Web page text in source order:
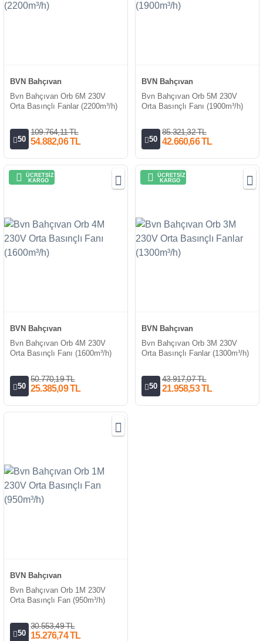
BVN Bahçıvan
Bvn Bahçıvan Orb 6M 230V
Orta Basınçlı Fanlar (2200m³/h)
50
109.764,11 TL
54.882,06 TL
BVN Bahçıvan
Bvn Bahçıvan Orb 5M 230V
Orta Basınçlı Fanı (1900m³/h)
50
85.321,32 TL
42.660,66 TL
ÜCRETSİZ
KARGO
BVN Bahçıvan
Bvn Bahçıvan Orb 4M 230V
Orta Basınçlı Fanı (1600m³/h)
50
50.770,19 TL
25.385,09 TL
ÜCRETSİZ
KARGO
BVN Bahçıvan
Bvn Bahçıvan Orb 3M 230V
Orta Basınçlı Fanlar (1300m³/h)
50
43.917,07 TL
21.958,53 TL
BVN Bahçıvan
Bvn Bahçıvan Orb 1M 230V
Orta Basınçlı Fan (950m³/h)
50
30.553,49 TL
15.276,74 TL